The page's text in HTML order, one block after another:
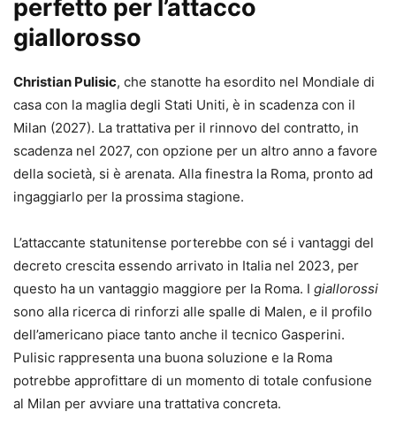
perfetto per l’attacco
giallorosso
Christian Pulisic, che stanotte ha esordito nel Mondiale di
casa con la maglia degli Stati Uniti, è in scadenza con il
Milan (2027). La trattativa per il rinnovo del contratto, in
scadenza nel 2027, con opzione per un altro anno a favore
della società, si è arenata. Alla finestra la Roma, pronto ad
ingaggiarlo per la prossima stagione.
L’attaccante statunitense porterebbe con sé i vantaggi del
decreto crescita essendo arrivato in Italia nel 2023, per
questo ha un vantaggio maggiore per la Roma. I giallorossi
sono alla ricerca di rinforzi alle spalle di Malen, e il profilo
dell’americano piace tanto anche il tecnico Gasperini.
Pulisic rappresenta una buona soluzione e la Roma
potrebbe approfittare di un momento di totale confusione
al Milan per avviare una trattativa concreta.